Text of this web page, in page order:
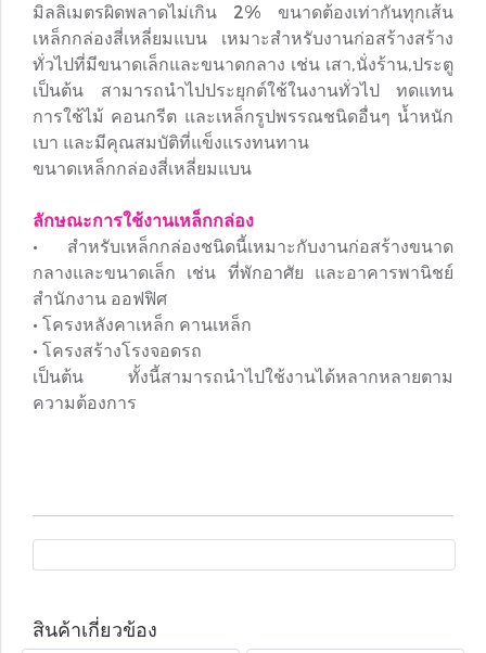
มิลลิเมตรผิดพลาดไม่เกิน 2% ขนาดต้องเท่ากันทุกเส้น
เหล็กกล่องสี่เหลี่ยมแบน เหมาะสำหรับงานก่อสร้างสร้าง
ทั่วไปที่มีขนาดเล็กและขนาดกลาง เช่น เสา,นั่งร้าน,ประตู
เป็นต้น สามารถนำไปประยุกต์ใช้ในงานทั่วไป ทดแทน
การใช้ไม้ คอนกรีต และเหล็กรูปพรรณชนิดอื่นๆ น้ำหนัก
เบา และมีคุณสมบัติที่แข็งแรงทนทาน
ขนาดเหล็กกล่องสี่เหลี่ยมแบน
ลักษณะการใช้งานเหล็กกล่อง
• สำหรับเหล็กกล่องชนิดนี้เหมาะกับงานก่อสร้างขนาด
กลางและขนาดเล็ก เช่น ที่พักอาศัย และอาคารพานิชย์
สำนักงาน ออฟฟิศ
• โครงหลังคาเหล็ก คานเหล็ก
• โครงสร้างโรงจอดรถ
เป็นต้น ทั้งนี้สามารถนำไปใช้งานได้หลากหลายตาม
ความต้องการ
สินค้าเกี่ยวข้อง